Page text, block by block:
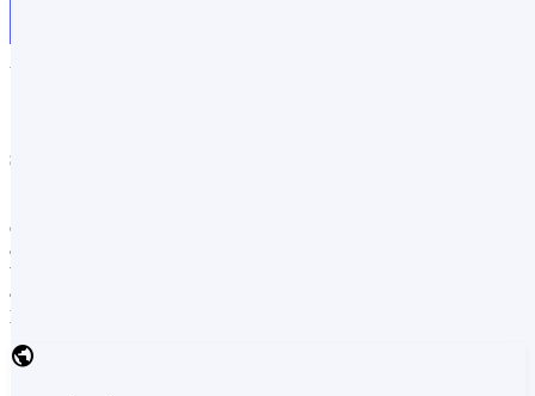
UTFORDRINGER
sektor i dag
oppgaveportefølje enn de fleste — kurs til egne ansatte, konferanser
åpne for andre etater og næringsliv, og fakturering via DFØ. På
toppen kommer GDPR, universell utforming og knappe
administrative ressurser. Fire utfordringer går igjen før AlonLearn er
på plass.
public